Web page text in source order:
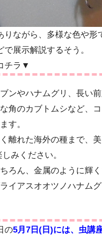
りながら、多様な色や
展示解説するそう。
チラ▼
ンやハナムグリ、長い
角のカブトムシなど、
す。
離れた海外の種まで、
みください。
ろん、金属のように輝
イアスオオツノハナム
の5月7日(日)には、虫講